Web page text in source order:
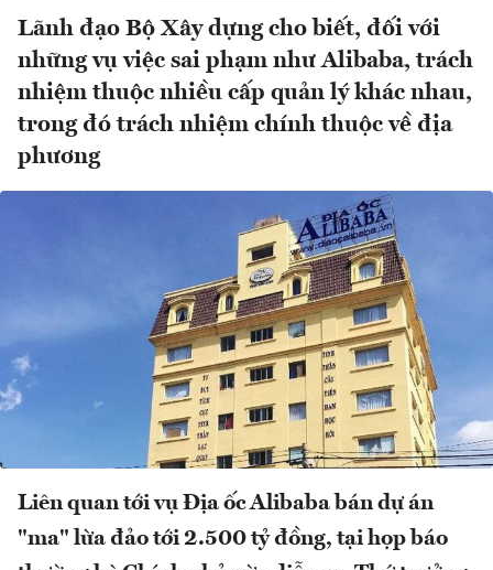
Lãnh đạo Bộ Xây dựng cho biết, đối với
những vụ việc sai phạm như Alibaba, trách
nhiệm thuộc nhiều cấp quản lý khác nhau,
trong đó trách nhiệm chính thuộc về địa
phương
Liên quan tới vụ Địa ốc Alibaba bán dự án
"ma" lừa đảo tới 2.500 tỷ đồng, tại họp báo